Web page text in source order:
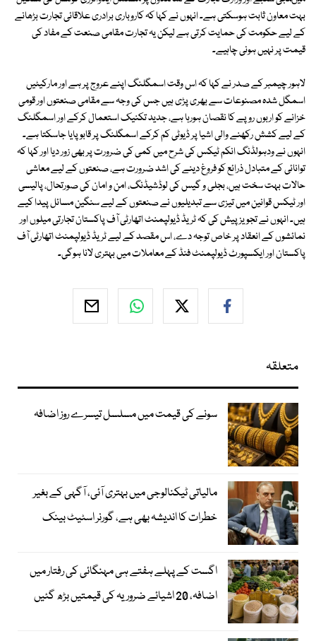
بہت معاون ثابت ہوسکتی ہے۔ انہوں نے کہا کہ کاروباری برادری علاقائی تجارت بڑھانے
کے لیے حکومت کی حمایت کرتی ہے لیکن یہ تجارت مقامی صنعت کے مفاد کی
قیمت پر نہیں ہونی چاہیے۔
لاہور چیمبر کے صدر نے کہا کہ اس وقت اسمگلنگ اپنے عروج پر ہے اور مارکیٹیں
اسمگل شدہ مصنوعات سے بھری پڑی ہیں جس کی وجہ سے مقامی صنعتوں اور قومی
خزانے کو اربوں روپے کا نقصان ہورہا ہے، جدید تکنیک استعمال کرکے اور اسمگلنگ
کے لیے کشش رکھنے والی اشیا پر ڈیوٹی کم کرکے اسمگلنگ پر قابو پایا جاسکتا ہے۔
انہوں نے ودہولڈنگ انکم ٹیکس کی شرح میں کمی کی ضرورت پر بھی زور دیا اور کہا کہ
توانائی کے متبادل ذرائع کو فروغ دینے کی اشد ضرورت ہے، صنعتوں کے لیے معاشی
حالات بہت سخت ہیں، بجلی و گیس کی لوڈشیڈنگ، امن و امان کی صورتحال، پالیسی
اور ٹیکس قوانین میں تیزی سے تبدیلیوں نے صنعتوں کے لیے سنگین مسائل پیدا کیے
ہیں۔ انہوں نے تجویز پیش کی کہ ٹریڈ ڈیولپمنٹ اتھارٹی آف پاکستان تجارتی میلوں اور
نمائشوں کے انعقاد پر خاص توجہ دے، اس مقصد کے لیے ٹریڈ ڈیولپمنٹ اتھارٹی آف
پاکستان اور ایکسپورٹ ڈیولپمنٹ فنڈ کے معاملات میں بہتری لانا ہوگی۔
متعلقہ
سونے کی قیمت میں مسلسل تیسرے روز اضافہ
مالیاتی ٹیکنالوجی میں بہتری آئی، آگہی کے بغیر
خطرات کا اندیشہ بھی ہے، گورنر اسٹیٹ بینک
اگست کے پہلے ہفتے ہی مہنگائی کی رفتار میں
اضافہ، 20 اشیائے ضروریہ کی قیمتیں بڑھ گئیں